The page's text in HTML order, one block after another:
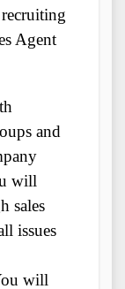
Agent
and
will
sales
issues
will